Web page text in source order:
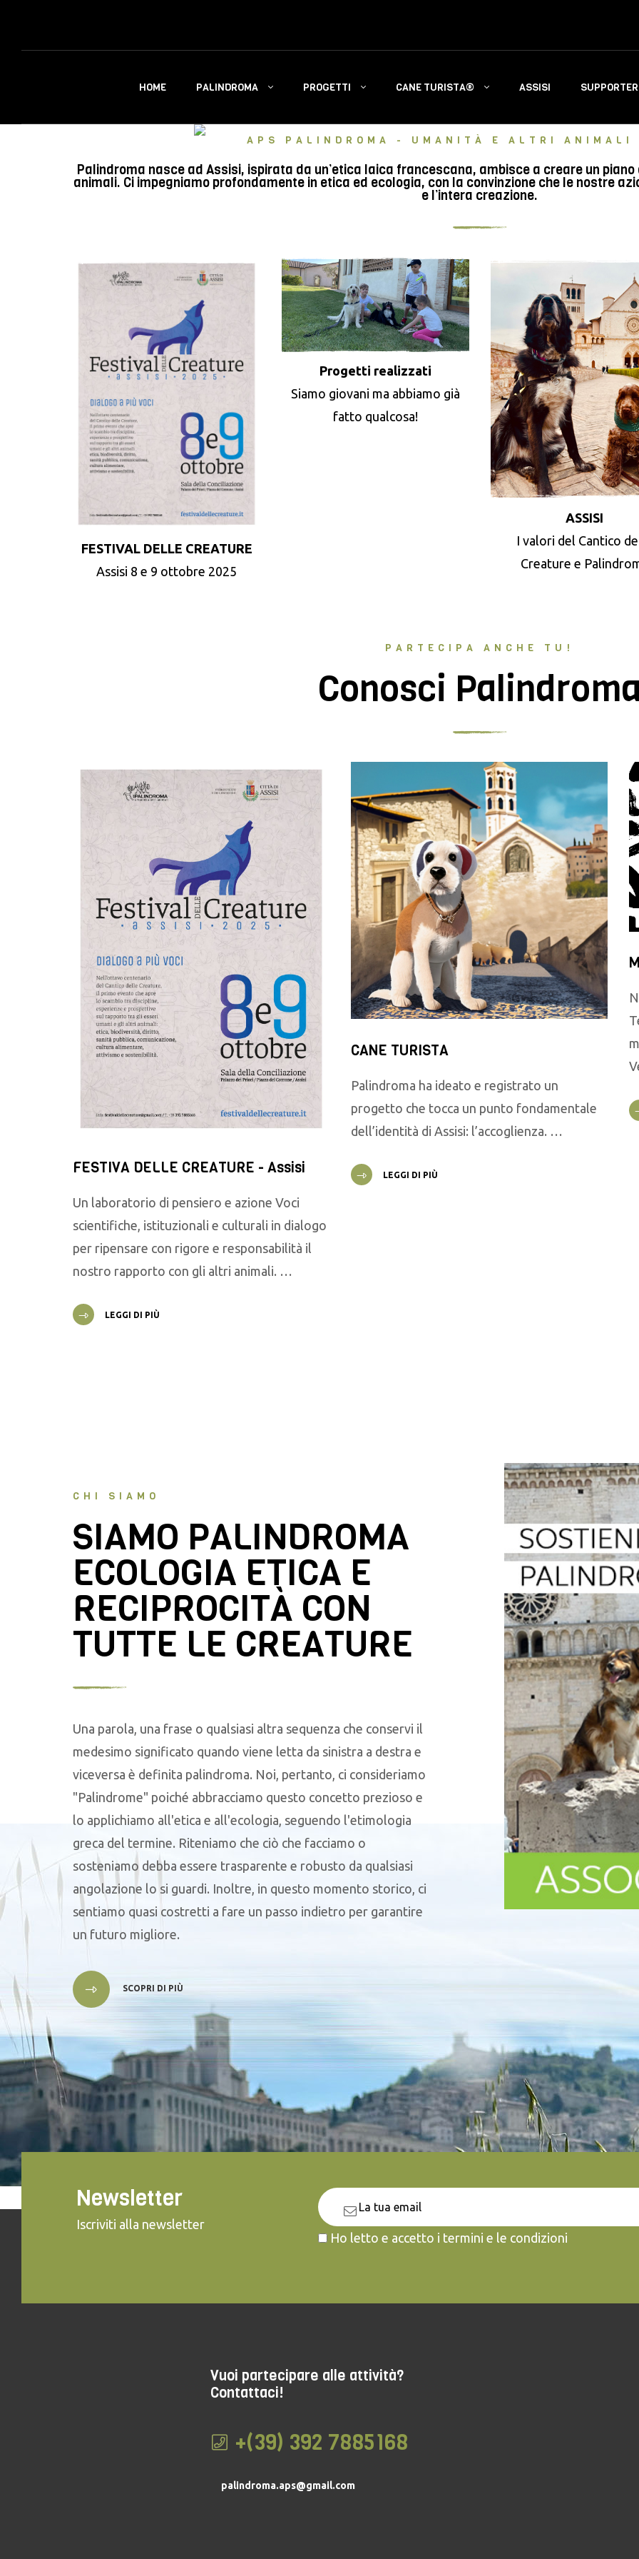
HOME PALINDROMA PROGETTI CANE TURISTA® ASSISI
APS PALINDROMA - UMANITÀ E ALTRI
Palindroma nasce ad Assisi, ispirata da un’etica laica francescana, ambisce a creare un
animali. Ci impegniamo profondamente in etica ed ecologia, con la convinzione che le nostre
e l’intera creazione.
FESTIVAL DELLE CREATURE
Assisi 8 e 9 ottobre 2025
Progetti realizzati
Siamo giovani ma abbiamo già
fatto qualcosa!
ASSISI
I valori del Cantico
Creature e
PARTECIPA ANCHE TU!
Conosci
FESTIVA DELLE CREATURE - Assisi
Un laboratorio di pensiero e azione Voci
scientifiche, istituzionali e culturali in dialogo
per ripensare con rigore e responsabilità il
nostro rapporto con gli altri animali. …
LEGGI DI PIÙ
CANE TURISTA
Palindroma ha ideato e registrato un
progetto che tocca un punto fondamentale
dell’identità di Assisi: l’accoglienza. …
LEGGI DI PIÙ
CHI SIAMO
SIAMO PALINDROMA
ECOLOGIA ETICA E
RECIPROCITÀ CON
TUTTE LE CREATURE
Una parola, una frase o qualsiasi altra sequenza che conservi il
medesimo significato quando viene letta da sinistra a destra e
viceversa è definita palindroma. Noi, pertanto, ci consideriamo
"Palindrome" poiché abbracciamo questo concetto prezioso e
lo applichiamo all'etica e all'ecologia, seguendo l'etimologia
greca del termine. Riteniamo che ciò che facciamo o
sosteniamo debba essere trasparente e robusto da qualsiasi
angolazione lo si guardi. Inoltre, in questo momento storico, ci
sentiamo quasi costretti a fare un passo indietro per garantire
un futuro migliore.
SCOPRI DI PIÙ
Newsletter
Iscriviti alla newsletter
Ho letto e accetto i termini e le condizioni
Vuoi partecipare alle attività?
Contattaci!
+(39) 392 7885168
palindroma.aps@gmail.com